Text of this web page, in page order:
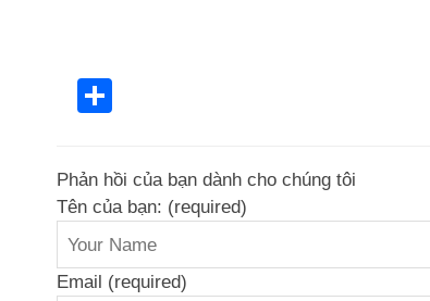
Phản hồi của bạn dành cho chúng tôi
Tên của bạn: (required)
Email (required)